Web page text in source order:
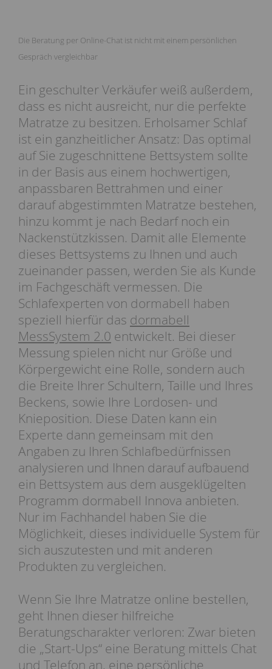
Die Beratung per Online-Chat ist nicht mit einem persönlichen
Gespräch vergleichbar
Ein geschulter Verkäufer weiß außerdem,
dass es nicht ausreicht, nur die perfekte
Matratze zu besitzen. Erholsamer Schlaf
ist ein ganzheitlicher Ansatz: Das optimal
auf Sie zugeschnittene Bettsystem sollte
in der Basis aus einem hochwertigen,
anpassbaren Bettrahmen und einer
darauf abgestimmten Matratze bestehen,
hinzu kommt je nach Bedarf noch ein
Nackenstützkissen. Damit alle Elemente
dieses Bettsystems zu Ihnen und auch
zueinander passen, werden Sie als Kunde
im Fachgeschäft vermessen. Die
Schlafexperten von dormabell haben
speziell hierfür das dormabell
MessSystem 2.0 entwickelt. Bei dieser
Messung spielen nicht nur Größe und
Körpergewicht eine Rolle, sondern auch
die Breite Ihrer Schultern, Taille und Ihres
Beckens, sowie Ihre Lordosen- und
Knieposition. Diese Daten kann ein
Experte dann gemeinsam mit den
Angaben zu Ihren Schlafbedürfnissen
analysieren und Ihnen darauf aufbauend
ein Bettsystem aus dem ausgeklügelten
Programm dormabell Innova anbieten.
Nur im Fachhandel haben Sie die
Möglichkeit, dieses individuelle System für
sich auszutesten und mit anderen
Produkten zu vergleichen.
Wenn Sie Ihre Matratze online bestellen,
geht Ihnen dieser hilfreiche
Beratungscharakter verloren: Zwar bieten
die „Start-Ups“ eine Beratung mittels Chat
und Telefon an, eine persönliche